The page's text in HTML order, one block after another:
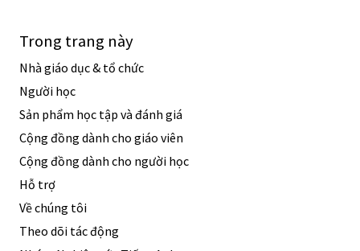
Trong trang này
Nhà giáo dục & tổ chức
Người học
Sản phẩm học tập và đánh giá
Cộng đồng dành cho giáo viên
Cộng đồng dành cho người học
Hỗ trợ
Về chúng tôi
Theo dõi tác động